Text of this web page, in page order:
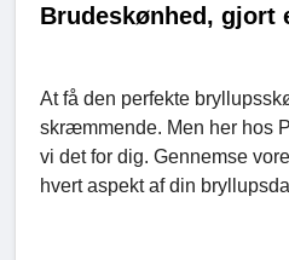
Brudeskønhed, gjort
At få den perfekte
skræmmende. Men her hos
vi det for dig. Gennemse
hvert aspekt af din